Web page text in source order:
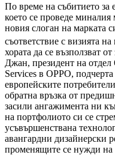
По време на събитието за
което се проведе
новия слоган на марката
съответствие с визията
хората да се възползват
Джан, президент на отдел
Services в OPPO,
европейските
обратна връзка от
засили ангажимента ни
на портфолиото си се
усъвършенствана
авангардни дизайнерски
променящите се нужди на